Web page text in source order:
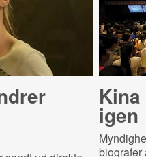
igen
biografer